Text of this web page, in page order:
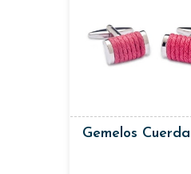
Gemelos Cuerda